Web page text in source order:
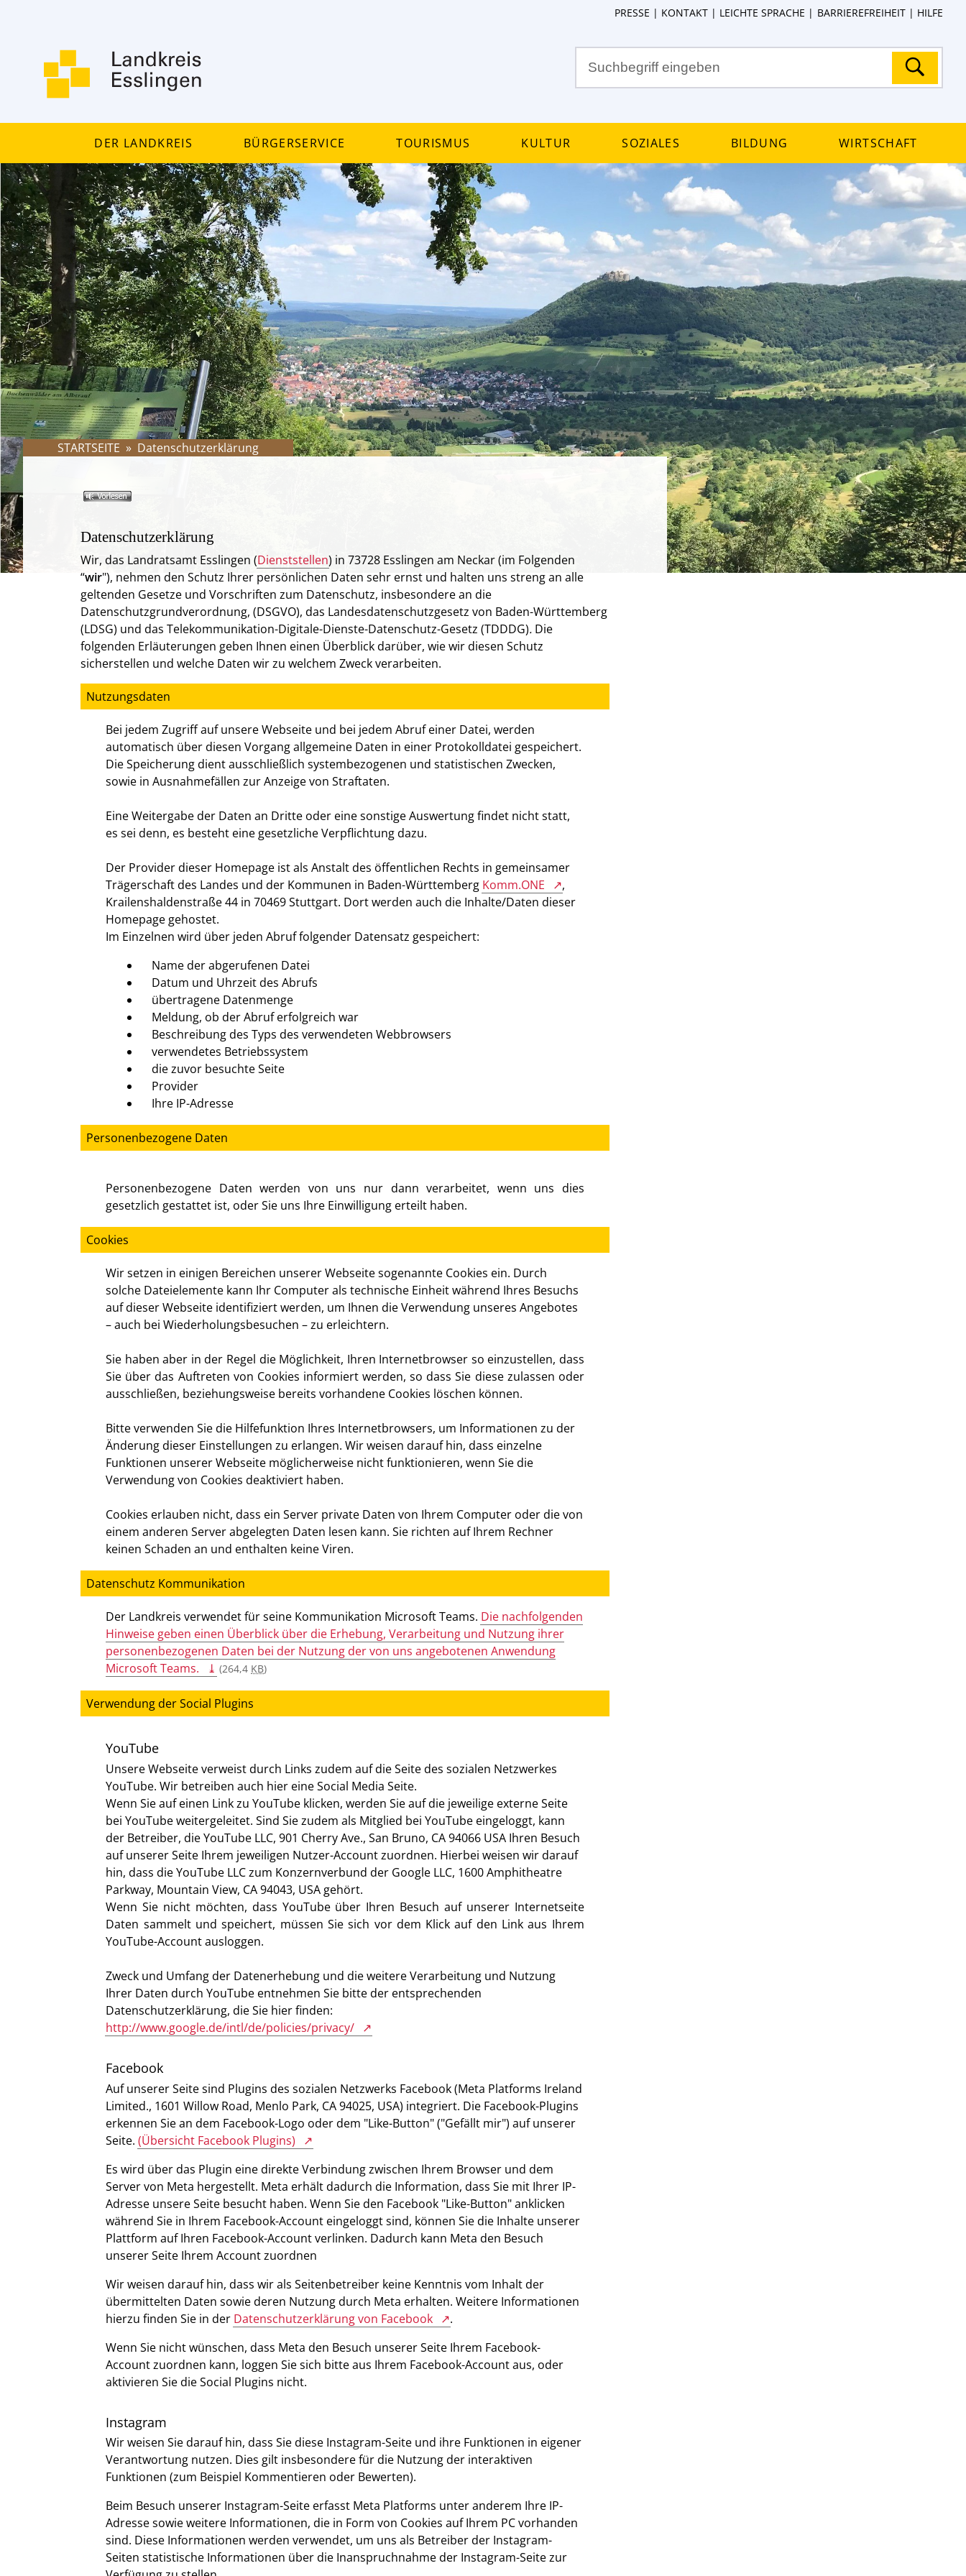
PRESSE KONTAKT LEICHTE SPRACHE BARRIEREFREIHEIT HILFE
Der Landkreis Bürgerservice Tourismus Kultur Soziales Bildung Wirtschaft
STARTSEITE » Datenschutzerklärung
Datenschutzerklärung
Wir, das Landratsamt Esslingen (Dienststellen) in 73728 Esslingen am Neckar (im Folgenden
“wir"), nehmen den Schutz Ihrer persönlichen Daten sehr ernst und halten uns streng an alle
geltenden Gesetze und Vorschriften zum Datenschutz, insbesondere an die
Datenschutzgrundverordnung, (DSGVO), das Landesdatenschutzgesetz von Baden-Württemberg
(LDSG) und das Telekommunikation-Digitale-Dienste-Datenschutz-Gesetz (TDDDG). Die
folgenden Erläuterungen geben Ihnen einen Überblick darüber, wie wir diesen Schutz
sicherstellen und welche Daten wir zu welchem Zweck verarbeiten.
Nutzungsdaten
Bei jedem Zugriff auf unsere Webseite und bei jedem Abruf einer Datei, werden
automatisch über diesen Vorgang allgemeine Daten in einer Protokolldatei gespeichert.
Die Speicherung dient ausschließlich systembezogenen und statistischen Zwecken,
sowie in Ausnahmefällen zur Anzeige von Straftaten.
Eine Weitergabe der Daten an Dritte oder eine sonstige Auswertung findet nicht statt,
es sei denn, es besteht eine gesetzliche Verpflichtung dazu.
Der Provider dieser Homepage ist als Anstalt des öffentlichen Rechts in gemeinsamer
Trägerschaft des Landes und der Kommunen in Baden-Württemberg Komm.ONE
,
Krailenshaldenstraße 44 in 70469 Stuttgart. Dort werden auch die Inhalte/Daten dieser
Homepage gehostet.
Im Einzelnen wird über jeden Abruf folgender Datensatz gespeichert:
Name der abgerufenen Datei
Datum und Uhrzeit des Abrufs
übertragene Datenmenge
Meldung, ob der Abruf erfolgreich war
Beschreibung des Typs des verwendeten Webbrowsers
verwendetes Betriebssystem
die zuvor besuchte Seite
Provider
Ihre IP-Adresse
Personenbezogene Daten
Personenbezogene Daten werden von uns nur dann verarbeitet, wenn uns dies
gesetzlich gestattet ist, oder Sie uns Ihre Einwilligung erteilt haben.
Cookies
Wir setzen in einigen Bereichen unserer Webseite sogenannte Cookies ein. Durch
solche Dateielemente kann Ihr Computer als technische Einheit während Ihres Besuchs
auf dieser Webseite identifiziert werden, um Ihnen die Verwendung unseres Angebotes
– auch bei Wiederholungsbesuchen – zu erleichtern.
Sie haben aber in der Regel die Möglichkeit, Ihren Internetbrowser so einzustellen, dass
Sie über das Auftreten von Cookies informiert werden, so dass Sie diese zulassen oder
ausschließen, beziehungsweise bereits vorhandene Cookies löschen können.
Bitte verwenden Sie die Hilfefunktion Ihres Internetbrowsers, um Informationen zu der
Änderung dieser Einstellungen zu erlangen. Wir weisen darauf hin, dass einzelne
Funktionen unserer Webseite möglicherweise nicht funktionieren, wenn Sie die
Verwendung von Cookies deaktiviert haben.
Cookies erlauben nicht, dass ein Server private Daten von Ihrem Computer oder die von
einem anderen Server abgelegten Daten lesen kann. Sie richten auf Ihrem Rechner
keinen Schaden an und enthalten keine Viren.
Datenschutz Kommunikation
Der Landkreis verwendet für seine Kommunikation Microsoft Teams. Die nachfolgenden
Hinweise geben einen Überblick über die Erhebung, Verarbeitung und Nutzung ihrer
personenbezogenen Daten bei der Nutzung der von uns angebotenen Anwendung
Microsoft Teams.
(264,4 KB)
Verwendung der Social Plugins
YouTube
Unsere Webseite verweist durch Links zudem auf die Seite des sozialen Netzwerkes
YouTube. Wir betreiben auch hier eine Social Media Seite.
Wenn Sie auf einen Link zu YouTube klicken, werden Sie auf die jeweilige externe Seite
bei YouTube weitergeleitet. Sind Sie zudem als Mitglied bei YouTube eingeloggt, kann
der Betreiber, die YouTube LLC, 901 Cherry Ave., San Bruno, CA 94066 USA Ihren Besuch
auf unserer Seite Ihrem jeweiligen Nutzer-Account zuordnen. Hierbei weisen wir darauf
hin, dass die YouTube LLC zum Konzernverbund der Google LLC, 1600 Amphitheatre
Parkway, Mountain View, CA 94043, USA gehört.
Wenn Sie nicht möchten, dass YouTube über Ihren Besuch auf unserer Internetseite
Daten sammelt und speichert, müssen Sie sich vor dem Klick auf den Link aus Ihrem
YouTube-Account ausloggen.
Zweck und Umfang der Datenerhebung und die weitere Verarbeitung und Nutzung
Ihrer Daten durch YouTube entnehmen Sie bitte der entsprechenden
Datenschutzerklärung, die Sie hier finden:
http://www.google.de/intl/de/policies/privacy/
Facebook
Auf unserer Seite sind Plugins des sozialen Netzwerks Facebook (Meta Platforms Ireland
Limited., 1601 Willow Road, Menlo Park, CA 94025, USA) integriert. Die Facebook-Plugins
erkennen Sie an dem Facebook-Logo oder dem "Like-Button" ("Gefällt mir") auf unserer
Seite.(Übersicht Facebook Plugins)
Es wird über das Plugin eine direkte Verbindung zwischen Ihrem Browser und dem
Server von Meta hergestellt. Meta erhält dadurch die Information, dass Sie mit Ihrer IP-
Adresse unsere Seite besucht haben. Wenn Sie den Facebook "Like-Button" anklicken
während Sie in Ihrem Facebook-Account eingeloggt sind, können Sie die Inhalte unserer
Plattform auf Ihren Facebook-Account verlinken. Dadurch kann Meta den Besuch
unserer Seite Ihrem Account zuordnen
Wir weisen darauf hin, dass wir als Seitenbetreiber keine Kenntnis vom Inhalt der
übermittelten Daten sowie deren Nutzung durch Meta erhalten. Weitere Informationen
hierzu finden Sie in der Datenschutzerklärung von Facebook
.
Wenn Sie nicht wünschen, dass Meta den Besuch unserer Seite Ihrem Facebook-
Account zuordnen kann, loggen Sie sich bitte aus Ihrem Facebook-Account aus, oder
aktivieren Sie die Social Plugins nicht.
Instagram
Wir weisen Sie darauf hin, dass Sie diese Instagram-Seite und ihre Funktionen in eigener
Verantwortung nutzen. Dies gilt insbesondere für die Nutzung der interaktiven
Funktionen (zum Beispiel Kommentieren oder Bewerten).
Beim Besuch unserer Instagram-Seite erfasst Meta Platforms unter anderem Ihre IP-
Adresse sowie weitere Informationen, die in Form von Cookies auf Ihrem PC vorhanden
sind. Diese Informationen werden verwendet, um uns als Betreiber der Instagram-
Seiten statistische Informationen über die Inanspruchnahme der Instagram-Seite zur